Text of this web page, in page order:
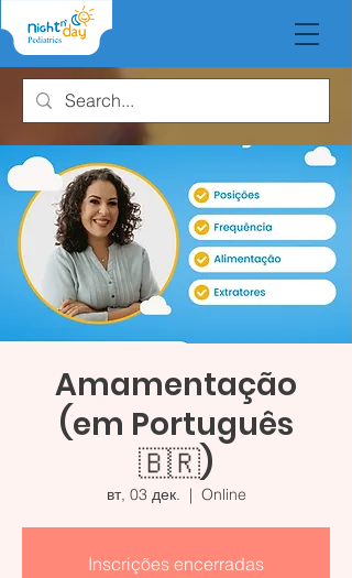
Amamentação
(em Português
🇧🇷)
вт, 03 дек.
  |
Online
Inscrições encerradas